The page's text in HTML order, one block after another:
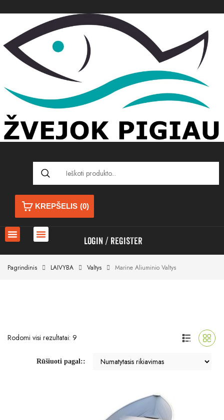
KREPŠELIS (0)
LOGIN REGISTER
Pagrindinis LAIVYBA Valtys Marine Aliuminio Valtys
Rodomi visi rezultatai: 9
Rūšiuoti pagal::